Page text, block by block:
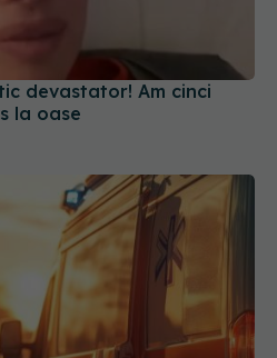
devastator! Am cinci
la oase